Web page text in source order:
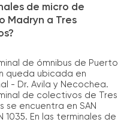
de micro de
Madryn a Tres
de ómnibus de Puerto
queda ubicada en
- Dr. Avila y Necochea.
de colectivos de Tres
se encuentra en SAN
1035. En las terminales de